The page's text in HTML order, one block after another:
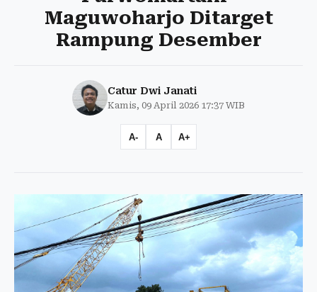
Maguwoharjo Ditarget
Rampung Desember
Catur Dwi Janati
Kamis, 09 April 2026 17:37 WIB
A- A A+